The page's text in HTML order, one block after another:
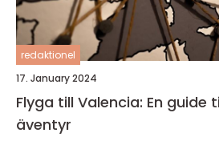
redaktionel
17. January 2024
Flyga till Valencia: En guide
äventyr